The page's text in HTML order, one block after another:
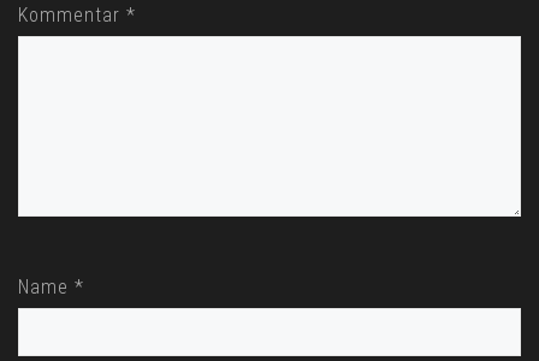
Kommentar *
Name *